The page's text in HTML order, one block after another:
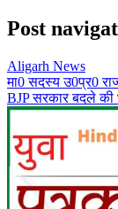
Post
Aligarh News
मा0 सदस्य उ0प्र0
BJP सरकार बदले की